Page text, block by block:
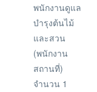
พนักงานดูแล
บำรุงต้นไม้
และสวน
(พนักงาน
สถานที่)
จำนวน 1